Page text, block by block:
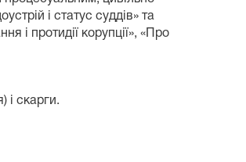
і статус суддів» та
і протидії корупції», «Про
і скарги.